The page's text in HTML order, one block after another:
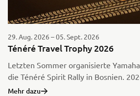
29. Aug. 2026 – 05. Sept. 2026
Ténéré Travel Trophy 2026
Letzten Sommer organisierte
die Ténéré Spirit Rally in Bosnien.
zurück – als Ténéré Travel Trophy, ein
Mehr dazu